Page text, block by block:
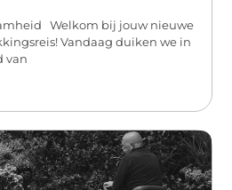
Welkom bij jouw nieuwe
Vandaag duiken we in
van